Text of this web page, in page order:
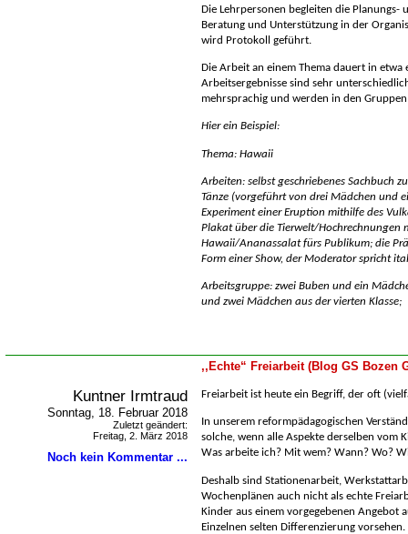
Die Lehrpersonen begleiten die Planungs-
Beratung und Unterstützung in der
wird Protokoll geführt.
Die Arbeit an einem Thema dauert in etwa
Arbeitsergebnisse sind sehr
mehrsprachig und werden in den
Hier ein Beispiel:
Thema: Hawaii
Arbeiten: selbst geschriebenes Sachbuch
Tänze (vorgeführt von drei Mädchen und
Experiment einer Eruption mithilfe des
Plakat über die Tierwelt/Hochrechnungen
Hawaii/Ananassalat fürs Publikum; die
Form einer Show, der Moderator spricht
Arbeitsgruppe: zwei Buben und ein
und zwei Mädchen aus der vierten Klasse;
,,Echte“ Freiarbeit (Blog GS Bozen
Kuntner Irmtraud
Sonntag, 18. Februar 2018
Zuletzt geändert:
Freitag, 2. März 2018
Noch kein Kommentar ...
Freiarbeit ist heute ein Begriff, der oft
In unserem reformpädagogischen
solche, wenn alle Aspekte derselben vom
Was arbeite ich? Mit wem? Wann? Wo?
Deshalb sind Stationenarbeit,
Wochenplänen auch nicht als echte
Kinder aus einem vorgegebenen Angebot
Einzelnen selten Differenzierung